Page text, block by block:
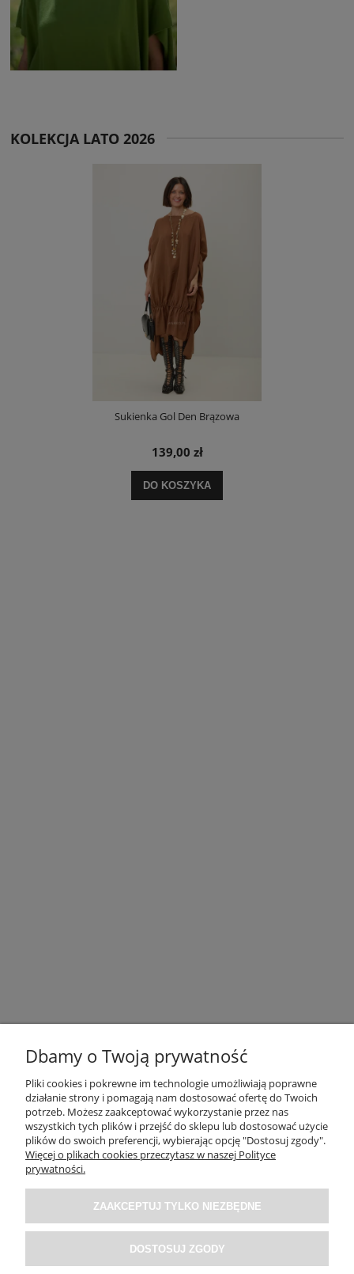
KOLEKCJA LATO 2026
Sukienka Gol Den Brązowa
139,00 zł
DO KOSZYKA
OBSŁUGA KLIENTA
O NAS / INFORMACJE
MOJE KONTO
SOCIAL MEDIA
Dbamy o Twoją prywatność
Pliki cookies i pokrewne im technologie umożliwiają poprawne
działanie strony i pomagają nam dostosować ofertę do Twoich
potrzeb. Możesz zaakceptować wykorzystanie przez nas
wszystkich tych plików i przejść do sklepu lub dostosować użycie
plików do swoich preferencji, wybierając opcję "Dostosuj zgody".
Więcej o plikach cookies przeczytasz w naszej Polityce
prywatności.
ZAAKCEPTUJ TYLKO NIEZBĘDNE
DOSTOSUJ ZGODY